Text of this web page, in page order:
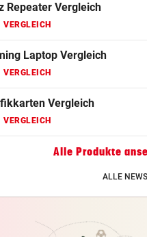
Repeater Vergleich
VERGLEICH
Laptop Vergleich
VERGLEICH
Vergleich
VERGLEICH
Alle Produkte
ALLE